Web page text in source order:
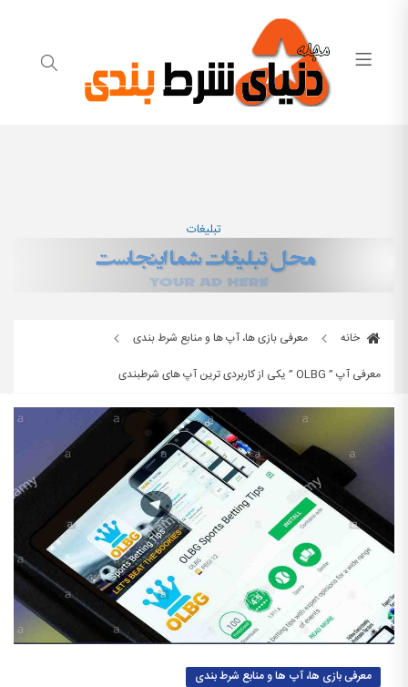
تبلیغات
خانه
معرفی بازی ها، آپ ها و منابع شرط بندی
معرفی آپ ” OLBG ” یکی از کاربردی ترین آپ های شرطبندی
معرفی بازی ها، آپ ها و منابع شرط بندی